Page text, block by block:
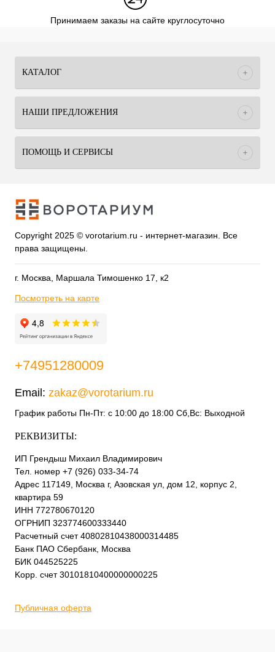
Принимаем заказы на сайте круглосуточно
КАТАЛОГ
НАШИ ПРЕДЛОЖЕНИЯ
ПОМОЩЬ И СЕРВИСЫ
Copyright 2025 © vorotarium.ru - интернет-магазин. Все
права защищены.
г. Москва, Маршала Тимошенко 17, к2
Посмотреть на карте
+74951280009
Email: zakaz@vorotarium.ru
График работы Пн-Пт: с 10:00 до 18:00 Сб,Вс: Выходной
РЕКВИЗИТЫ:
ИП Грендыш Михаил Владимирович
Тел. номер +7 (926) 033-34-74
Адрес 117149, Москва г, Азовская ул, дом 12, корпус 2,
квартира 59
ИНН 772780670120
ОГРНИП 323774600333440
Расчетный счет 40802810438000314485
Банк ПАО Сбербанк, Москва
БИК 044525225
Kорр. счет 30101810400000000225
Публичная оферта